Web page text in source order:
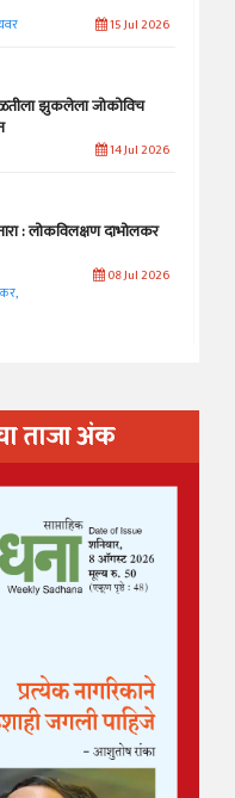
15 Jul 2026
झुकलेला जोकोविच
14 Jul 2026
: लोकविलक्षण दाभोलकर
08 Jul 2026
ताजा अंक